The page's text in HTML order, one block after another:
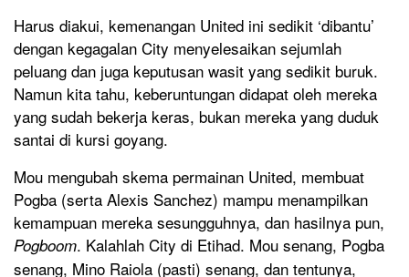
Harus diakui, kemenangan United ini sedikit ‘dibantu’
dengan kegagalan City menyelesaikan sejumlah
peluang dan juga keputusan wasit yang sedikit buruk.
Namun kita tahu, keberuntungan didapat oleh mereka
yang sudah bekerja keras, bukan mereka yang duduk
santai di kursi goyang.
Mou mengubah skema permainan United, membuat
Pogba (serta Alexis Sanchez) mampu menampilkan
kemampuan mereka sesungguhnya, dan hasilnya pun,
Pogboom. Kalahlah City di Etihad. Mou senang, Pogba
senang, Mino Raiola (pasti) senang, dan tentunya,